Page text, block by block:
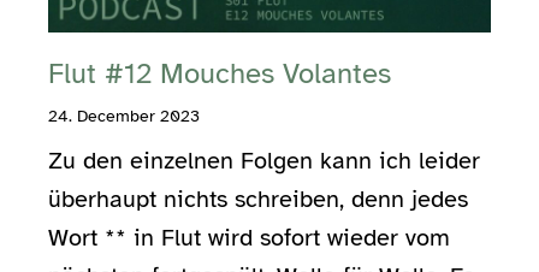
Flut #12 Mouches Volantes
24. December 2023
Zu den einzelnen Folgen kann ich leider
überhaupt nichts schreiben, denn jedes
Wort ** in Flut wird sofort wieder vom